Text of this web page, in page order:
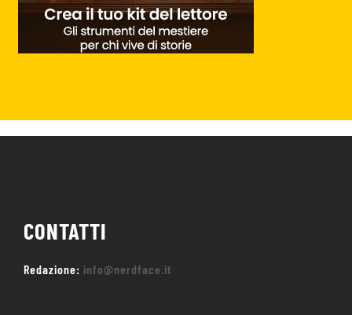
CONTATTI
Redazione: info@nerdface.it